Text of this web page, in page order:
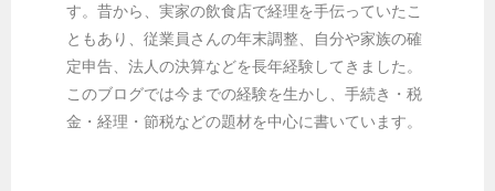
す。昔から、実家の飲食店で経理を手伝っていたこ
ともあり、従業員さんの年末調整、自分や家族の確
定申告、法人の決算などを長年経験してきました。
このブログでは今までの経験を生かし、手続き・税
金・経理・節税などの題材を中心に書いています。